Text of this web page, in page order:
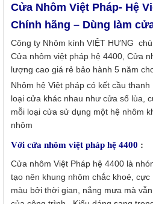
Cửa Nhôm Việt Pháp- Hệ
Chính hãng – Dùng làm
Công ty Nhôm kính VIỆT HƯNG
Cửa nhôm việt pháp hệ 4400, Cửa
lượng cao giá rẻ bảo hành 5 năm
Nhôm hệ Việt pháp có kết cầu
loại cửa khác nhau như cửa sổ lùa,
mỗi loại cửa sử dụng một hệ nhôm
nhôm
Với cửa nhôm việt pháp hệ 4400 :
Cửa nhôm Việt Pháp hệ 4400 là
tạo nên khung nhôm chắc khoẻ,
màu bởi thời gian, nắng mưa mà